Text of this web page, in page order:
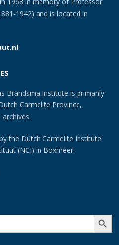
1942) and is located in
Brandsma Institute is primarily
Carmelite Province,
the Dutch Carmelite Institute
(NCI) in Boxmeer.
SEARCH